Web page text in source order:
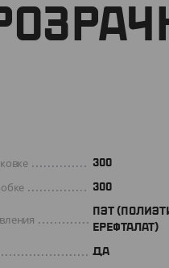
300
300
ПЭТ
ЕРЕФТАЛАТ)
ДА